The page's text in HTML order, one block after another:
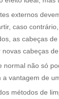
externos
caso
as cabeças
cabeças
normal não só
vantagem de
métodos de